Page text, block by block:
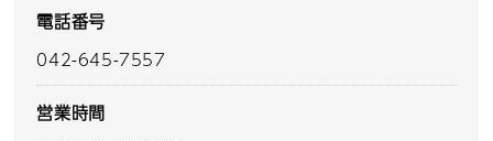
電話番号
042-645-7557
営業時間